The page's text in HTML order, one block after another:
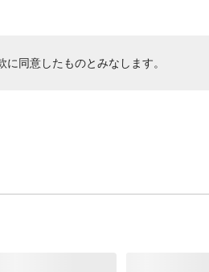
同意したものとみなします。